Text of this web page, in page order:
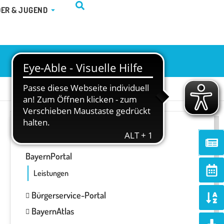
& FREIZEIT
& JUGEND ÖFFNE KINDER & JUGEND
BayernPortal
Leistungen
Bürgerservice-Portal
BayernAtlas
alt